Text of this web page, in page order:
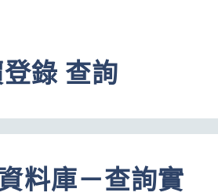
錄 查詢
料庫－查詢實